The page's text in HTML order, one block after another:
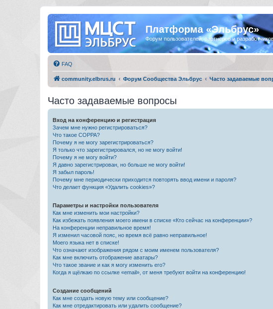
Платформа «Эльбрус»
Форум пользователей, партнёров и
FAQ
community.elbrus.ru Форум Сообщества Эльбрус Часто задаваемые
Часто задаваемые вопросы
Вход на конференцию и регистрация
Зачем мне нужно регистрироваться?
Что такое COPPA?
Почему я не могу зарегистрироваться?
Я только что зарегистрировался, но не могу войти!
Почему я не могу войти?
Я давно зарегистрирован, но больше не могу войти!
Я забыл пароль!
Почему мне периодически приходится повторять ввод имени и пароля?
Что делает функция «Удалить cookies»?
Параметры и настройки пользователя
Как мне изменить мои настройки?
Как избежать появления моего имени в списке «Кто сейчас на конференции»?
На конференции неправильное время!
Я изменил часовой пояс, но время всё равно неправильное!
Моего языка нет в списке!
Что означают изображения рядом с моим именем пользователя?
Как мне включить отображение аватары?
Что такое звание и как я могу изменить его?
Когда я щёлкаю по ссылке «email», от меня требуют войти на конференцию!
Создание сообщений
Как мне создать новую тему или сообщение?
Как мне отредактировать или удалить сообщение?